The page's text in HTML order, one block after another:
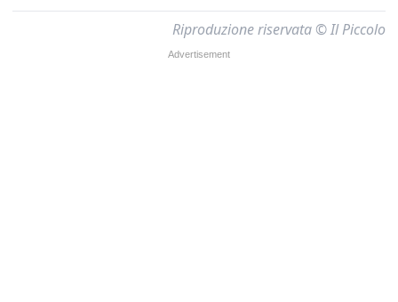
Riproduzione riservata © Il Piccolo